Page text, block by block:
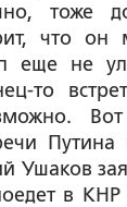
тоже
что он
еще не
то
в КНР